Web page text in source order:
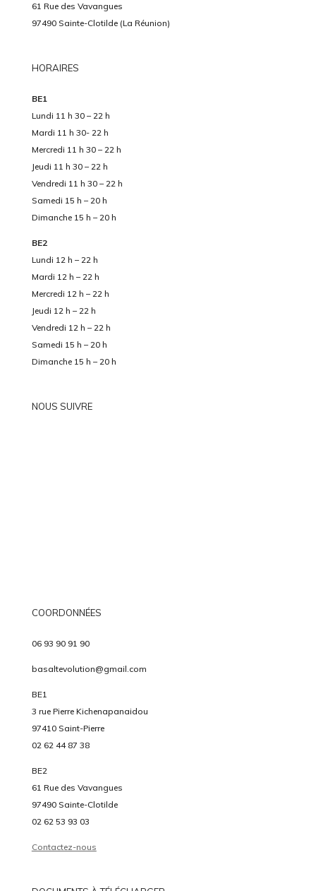
61 Rue des Vavangues
97490 Sainte-Clotilde (La Réunion)
HORAIRES
BE1
Lundi 11 h 30 – 22 h
Mardi 11 h 30- 22 h
Mercredi 11 h 30 – 22 h
Jeudi 11 h 30 – 22 h
Vendredi 11 h 30 – 22 h
Samedi 15 h – 20 h
Dimanche 15 h – 20 h
BE2
Lundi 12 h – 22 h
Mardi 12 h – 22 h
Mercredi 12 h – 22 h
Jeudi 12 h – 22 h
Vendredi 12 h – 22 h
Samedi 15 h – 20 h
Dimanche 15 h – 20 h
NOUS SUIVRE
COORDONNÉES
06 93 90 91 90
basaltevolution@gmail.com
BE1
3 rue Pierre Kichenapanaidou
97410 Saint-Pierre
02 62 44 87 38
BE2
61 Rue des Vavangues
97490 Sainte-Clotilde
02 62 53 93 03
Contactez-nous